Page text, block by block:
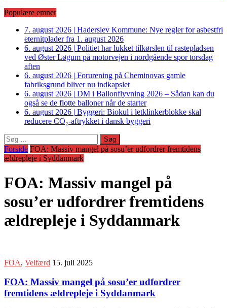
Populære emner
7. august 2026 | Haderslev Kommune: Nye regler for asbestfri
eternitplader fra 1. august 2026
6. august 2026 | Politiet har lukket tilkørslen til rastepladsen
ved Øster Løgum på motorvejen i nordgående spor torsdag
aften
6. august 2026 | Forurening på Cheminovas gamle
fabriksgrund bliver nu indkapslet
6. august 2026 | DM i Ballonflyvning 2026 – Sådan kan du
også se de flotte balloner når de starter
6. august 2026 | Byggeri: Biokul i letklinkerblokke skal
reducere CO₂-aftrykket i dansk byggeri
Søg
efter:
Forside FOA: Massiv mangel på sosu’er udfordrer fremtidens
ældrepleje i Syddanmark
FOA: Massiv mangel på
sosu’er udfordrer fremtidens
ældrepleje i Syddanmark
FOA, Velfærd 15. juli 2025
FOA: Massiv mangel på sosu’er udfordrer
fremtidens ældrepleje i Syddanmark